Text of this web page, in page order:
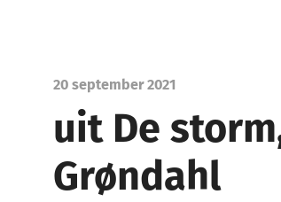
20 september 2021
uit De
Grøndahl